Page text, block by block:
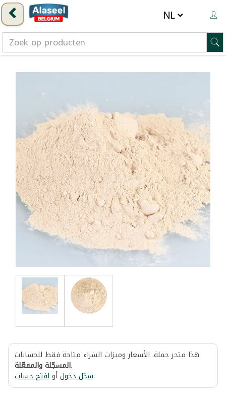
هذا متجر جملة. الأسعار وميزات الشراء متاحة فقط للحسابات
المسجّلة والمفعّلة.
سجّل دخولأوافتح حساب .